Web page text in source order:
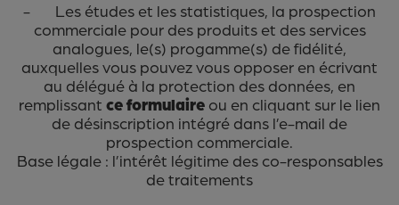
- Les études et les statistiques, la prospection
commerciale pour des produits et des services
analogues, le(s) progamme(s) de fidélité,
auxquelles vous pouvez vous opposer en écrivant
au délégué à la protection des données, en
remplissant ce formulaire ou en cliquant sur le lien
de désinscription intégré dans l’e-mail de
prospection commerciale.
Base légale : l’intérêt légitime des co-responsables
de traitements